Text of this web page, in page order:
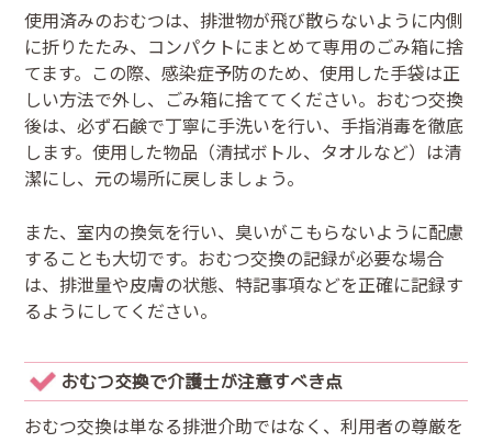
使用済みのおむつは、排泄物が飛び散らないように内側
に折りたたみ、コンパクトにまとめて専用のごみ箱に捨
てます。この際、感染症予防のため、使用した手袋は正
しい方法で外し、ごみ箱に捨ててください。おむつ交換
後は、必ず石鹸で丁寧に手洗いを行い、手指消毒を徹底
します。使用した物品（清拭ボトル、タオルなど）は清
潔にし、元の場所に戻しましょう。
また、室内の換気を行い、臭いがこもらないように配慮
することも大切です。おむつ交換の記録が必要な場合
は、排泄量や皮膚の状態、特記事項などを正確に記録す
るようにしてください。
おむつ交換で介護士が注意すべき点
おむつ交換は単なる排泄介助ではなく、利用者の尊厳を